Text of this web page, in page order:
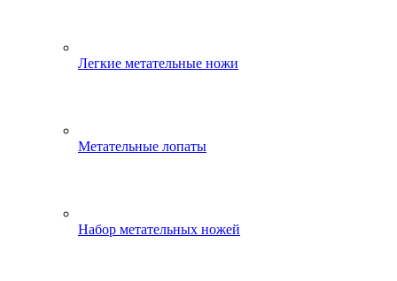
Легкие метательные ножи
Метательные лопаты
Набор метательных ножей